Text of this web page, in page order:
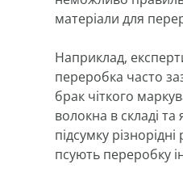
матеріали для
Наприклад,
переробка часто
брак чіткого
волокна в складі та
підсумку
псують переробку